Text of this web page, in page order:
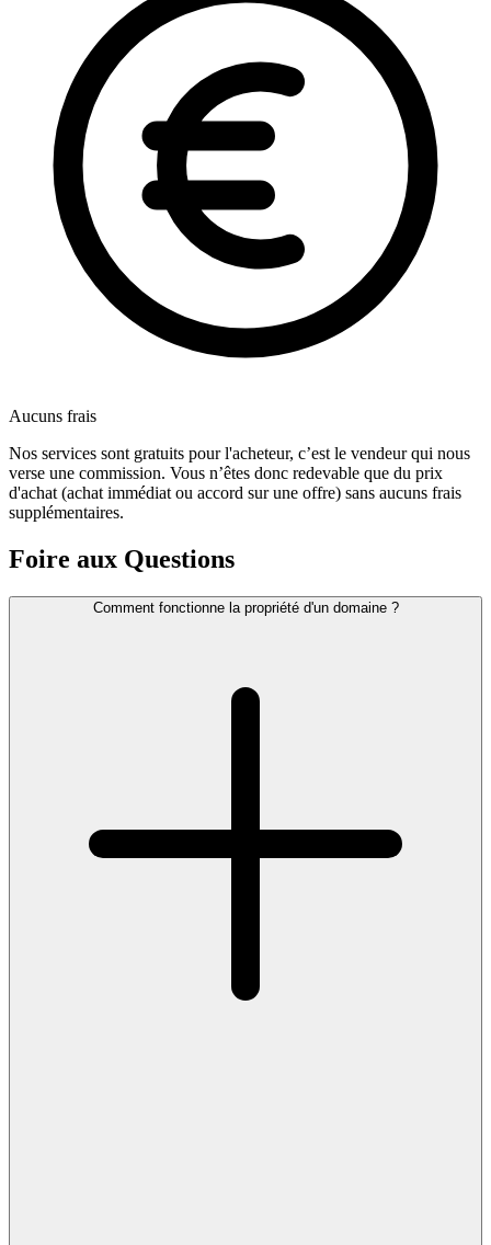
Aucuns frais
Nos services sont gratuits pour l'acheteur, c’est le vendeur qui nous
verse une commission. Vous n’êtes donc redevable que du prix
d'achat (achat immédiat ou accord sur une offre) sans aucuns frais
supplémentaires.
Foire aux Questions
Comment fonctionne la propriété d'un domaine ?